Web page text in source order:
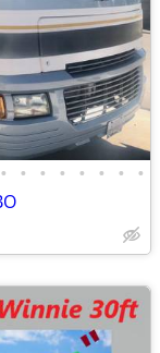
• • • • • • • •